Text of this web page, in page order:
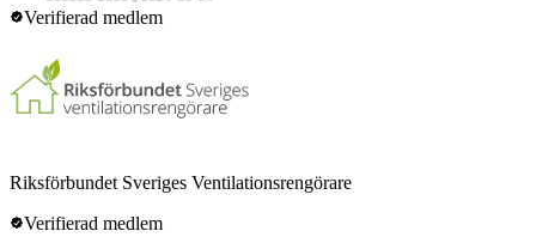
Verifierad medlem
Riksförbundet Sveriges Ventilationsrengörare
Verifierad medlem